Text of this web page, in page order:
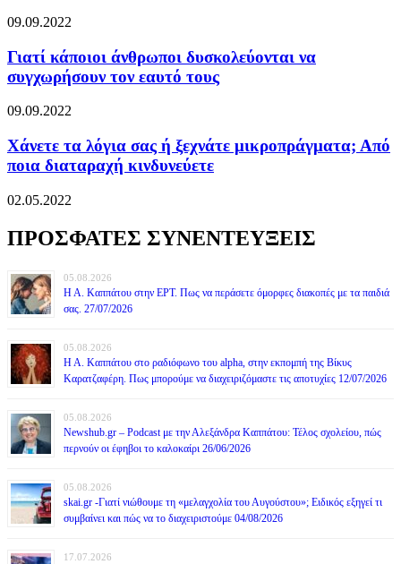
09.09.2022
Γιατί κάποιοι άνθρωποι δυσκολεύονται να
συγχωρήσουν τον εαυτό τους
09.09.2022
Χάνετε τα λόγια σας ή ξεχνάτε μικροπράγματα; Από
ποια διαταραχή κινδυνεύετε
02.05.2022
ΠΡΟΣΦΑΤΕΣ ΣΥΝΕΝΤΕΥΞΕΙΣ
05.08.2026
Η Α. Καππάτου στην ΕΡΤ. Πως να περάσετε όμορφες διακοπές με τα παιδιά
σας. 27/07/2026
05.08.2026
Η Α. Καππάτου στο ραδιόφωνο του alpha, στην εκπομπή της Βίκυς
Καρατζαφέρη. Πως μπορούμε να διαχειριζόμαστε τις αποτυχίες 12/07/2026
05.08.2026
Newshub.gr – Podcast με την Αλεξάνδρα Καππάτου: Τέλος σχολείου, πώς
περνούν οι έφηβοι το καλοκαίρι 26/06/2026
05.08.2026
skai.gr -Γιατί νιώθουμε τη «μελαγχολία του Αυγούστου»; Ειδικός εξηγεί τι
συμβαίνει και πώς να το διαχειριστούμε 04/08/2026
17.07.2026